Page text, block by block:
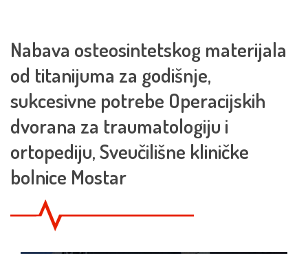
Nabava osteosintetskog materijala
od titanijuma za godišnje,
sukcesivne potrebe Operacijskih
dvorana za traumatologiju i
ortopediju, Sveučilišne kliničke
bolnice Mostar